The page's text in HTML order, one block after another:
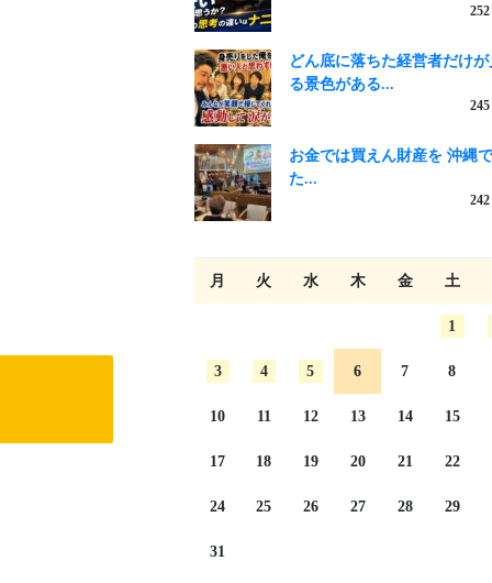
どん底に落ちた経営者だけが
る景色がある...
お金では買えん財産を 沖縄
た...
月 火 水 木 金 土
1
3 4 5 6 7 8
10 11 12 13 14 15
17 18 19 20 21 22
24 25 26 27 28 29
31